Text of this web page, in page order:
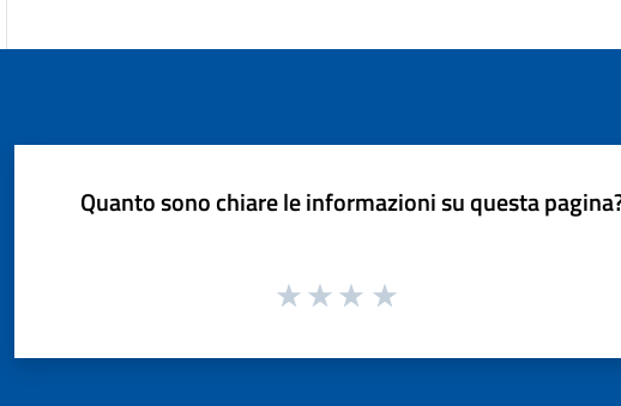
Quanto sono chiare le informazioni su questa